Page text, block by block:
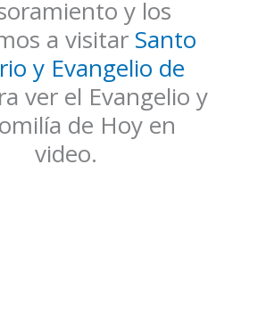
y los
a visitar Santo
y Evangelio de
ver el Evangelio y
de Hoy en
video.